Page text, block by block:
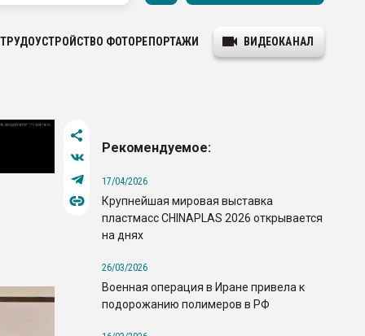
ТРУДОУСТРОЙСТВО ФОТОРЕПОРТАЖИ ВИДЕОКАНАЛ
Рекомендуемое:
17/04/2026
Крупнейшая мировая выставка
пластмасс CHINAPLAS 2026 открывается
на днях
26/03/2026
Военная операция в Иране привела к
подорожанию полимеров в РФ